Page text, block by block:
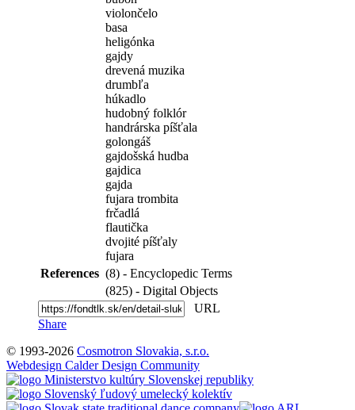
violončelo
basa
heligónka
gajdy
drevená muzika
drumbľa
húkadlo
hudobný folklór
handrárska píšťala
golongáš
gajdošská hudba
gajdica
gajda
fujara trombita
frčadlá
flautička
dvojité píšťaly
fujara
References (8) - Encyclopedic Terms
(825) - Digital Objects
URL
Share
© 1993-2026 Cosmotron Slovakia, s.r.o.
Webdesign Calder Design Community